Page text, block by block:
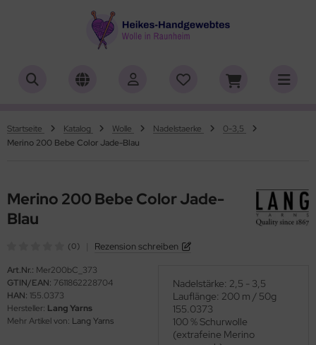
Startseite Katalog Wolle Nadelstaerke
0-3,5
Merino 200 Bebe Color Jade-Blau
Merino 200 Bebe Color Jade-
Blau
(0) Rezension schreiben
Art.Nr.: Mer200bC_373
GTIN/EAN: 7611862228704
HAN: 155.0373
Hersteller: Lang Yarns
Mehr Artikel von: Lang Yarns
Nadelstärke: 2,5 - 3,5
Lauflänge: 200 m / 50g
155.0373
100 % Schurwolle
(extrafeine Merino
ALLES ANZEIGEN AUS HERSTELLER (4762)
(222)
Yarns (1776)
Lana (14)
(1361)
ALLES ANZEIGEN AUS WOLLE (18919)
Wolle (4)
(1)
(5010)
zum Färben
ALLES ANZEIGEN AUS WEBRAHMEN
Webrahmen (2)
(6)
/ Gatterkamm (41)
Allgäuer (Schulwebrahmen) (8)
ALLES ANZEIGEN AUS ZUBEHÖR
(3)
(1)
ALLES ANZEIGEN AUS SONDERPOSTEN (7)
- Lang Yarns (4)